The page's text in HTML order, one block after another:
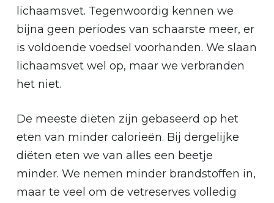
lichaamsvet. Tegenwoordig kennen we
bijna geen periodes van schaarste meer, er
is voldoende voedsel voorhanden. We slaan
lichaamsvet wel op, maar we verbranden
het niet.
De meeste diëten zijn gebaseerd op het
eten van minder calorieën. Bij dergelijke
diëten eten we van alles een beetje
minder. We nemen minder brandstoffen in,
maar te veel om de vetreserves volledig